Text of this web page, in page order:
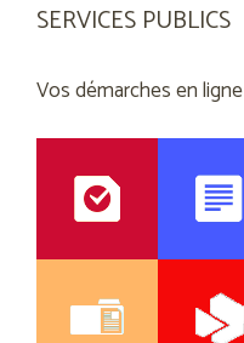
SERVICES PUBLICS
Vos démarches en ligne